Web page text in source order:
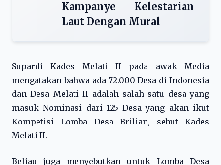
Kampanye Kelestarian
Laut Dengan Mural
Supardi Kades Melati II pada awak Media
mengatakan bahwa ada 72.000 Desa di Indonesia
dan Desa Melati II adalah salah satu desa yang
masuk Nominasi dari 125 Desa yang akan ikut
Kompetisi Lomba Desa Brilian, sebut Kades
Melati II.
Beliau juga menyebutkan untuk Lomba Desa